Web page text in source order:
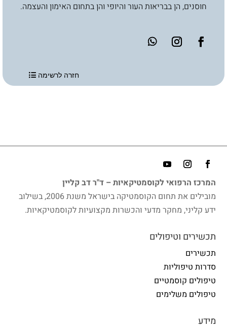
חוסנים, הן בבריאות העור והיופי והן בתחום האימון והעצמה.
חזרה לרשימה
המרכז הרפואי לקוסמטיקאיות – ד"ר דב קליין
מובילים את תחום הקוסמטיקה בישראל משנת 2006, בשילוב
ידע קליני, מחקר מדעי והכשרות מקצועיות לקוסמטיקאיות.
תכשירים וטיפולים
תכשירים
סדרות טיפוליות
טיפולים קוסמטיים
טיפולים משלימים
מידע